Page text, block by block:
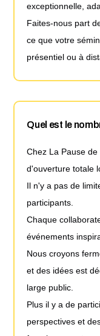
exceptionnelle,
Faites-nous part
ce que votre
présentiel ou à
Quel est le
Chez La Pause
d'ouverture totale
Il n'y a pas de
participants.
Chaque
événements
Nous croyons
et des idées est
large public.
Plus il y a de
perspectives et